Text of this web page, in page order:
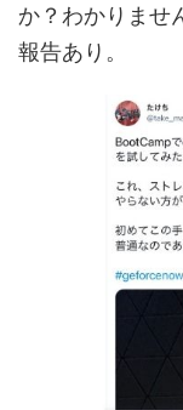
か？わかりませ
報告あり。